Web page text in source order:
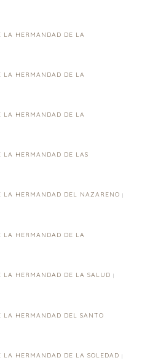
LA HERMANDAD DE LA
LA HERMANDAD DE LA
LA HERMANDAD DE LA
LA HERMANDAD DE LAS
LA HERMANDAD DEL NAZARENO |
LA HERMANDAD DE LA
LA HERMANDAD DE LA SALUD |
LA HERMANDAD DEL SANTO
LA HERMANDAD DE LA SOLEDAD |